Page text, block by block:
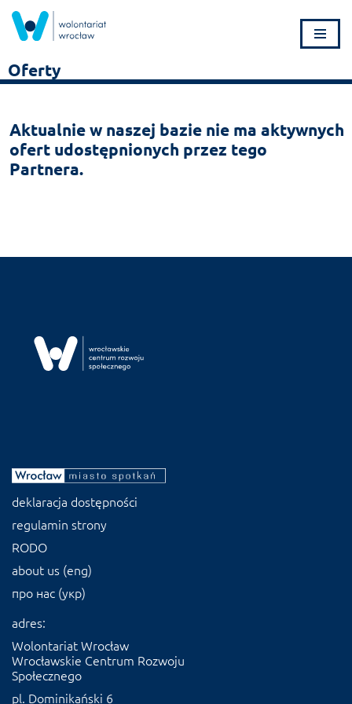
Przejdź
do
treści
Oferty
Aktualnie w naszej bazie nie ma aktywnych
ofert udostępnionych przez tego
Partnera.
deklaracja dostępności
regulamin strony
RODO
about us (eng)
про нас (укр)
adres:
Wolontariat Wrocław
Wrocławskie Centrum Rozwoju
Społecznego
pl. Dominikański 6